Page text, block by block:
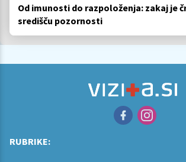
Od imunosti do razpoloženja: zakaj je
središču pozornosti
RUBRIKE: